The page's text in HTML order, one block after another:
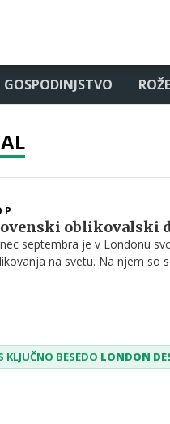
GOSPODINJSTVO
oblikovalski
septembra je v Londonu
na svetu. Na njem so
KLJUČNO BESEDO LONDON